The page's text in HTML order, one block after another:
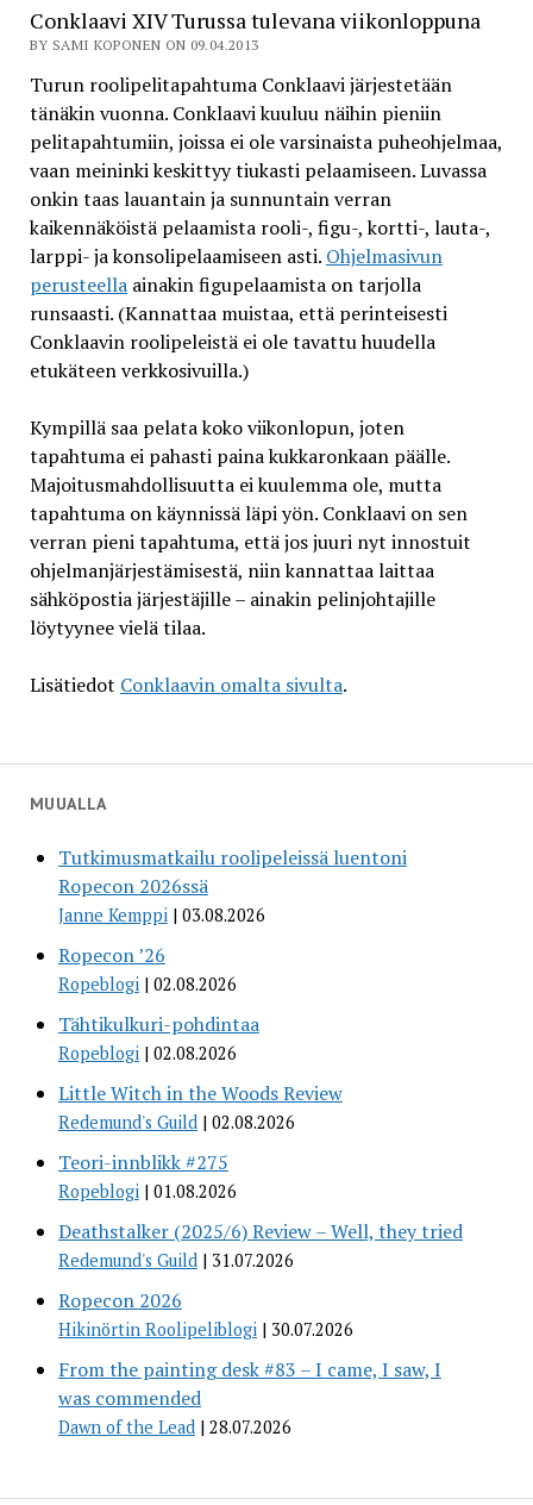
MUUALLA
Tutkimusmatkailu roolipeleissä luentoni
Ropecon 2026ssä
Janne Kemppi 03.08.2026
Ropecon ’26
Ropeblogi 02.08.2026
Tähtikulkuri-pohdintaa
Ropeblogi 02.08.2026
Little Witch in the Woods Review
Redemund's Guild 02.08.2026
Teori-innblikk #275
Ropeblogi 01.08.2026
Deathstalker (2025/6) Review – Well, they tried
Redemund's Guild 31.07.2026
Ropecon 2026
Hikinörtin Roolipeliblogi 30.07.2026
From the painting desk #83 – I came, I saw, I
was commended
Dawn of the Lead 28.07.2026
Conklaavi XIV Turussa tulevana viikonloppuna
BY SAMI KOPONEN ON 09.04.2013
Turun roolipelitapahtuma Conklaavi järjestetään
tänäkin vuonna. Conklaavi kuuluu näihin pieniin
pelitapahtumiin, joissa ei ole varsinaista puheohjelmaa,
vaan meininki keskittyy tiukasti pelaamiseen. Luvassa
onkin taas lauantain ja sunnuntain verran
kaikennäköistä pelaamista rooli-, figu-, kortti-, lauta-,
larppi- ja konsolipelaamiseen asti. Ohjelmasivun
perusteellaainakin figupelaamista on tarjolla
runsaasti. (Kannattaa muistaa, että perinteisesti
Conklaavin roolipeleistä ei ole tavattu huudella
etukäteen verkkosivuilla.)
Kympillä saa pelata koko viikonlopun, joten
tapahtuma ei pahasti paina kukkaronkaan päälle.
Majoitusmahdollisuutta ei kuulemma ole, mutta
tapahtuma on käynnissä läpi yön. Conklaavi on sen
verran pieni tapahtuma, että jos juuri nyt innostuit
ohjelmanjärjestämisestä, niin kannattaa laittaa
sähköpostia järjestäjille – ainakin pelinjohtajille
löytyynee vielä tilaa.
Lisätiedot Conklaavin omalta sivulta.